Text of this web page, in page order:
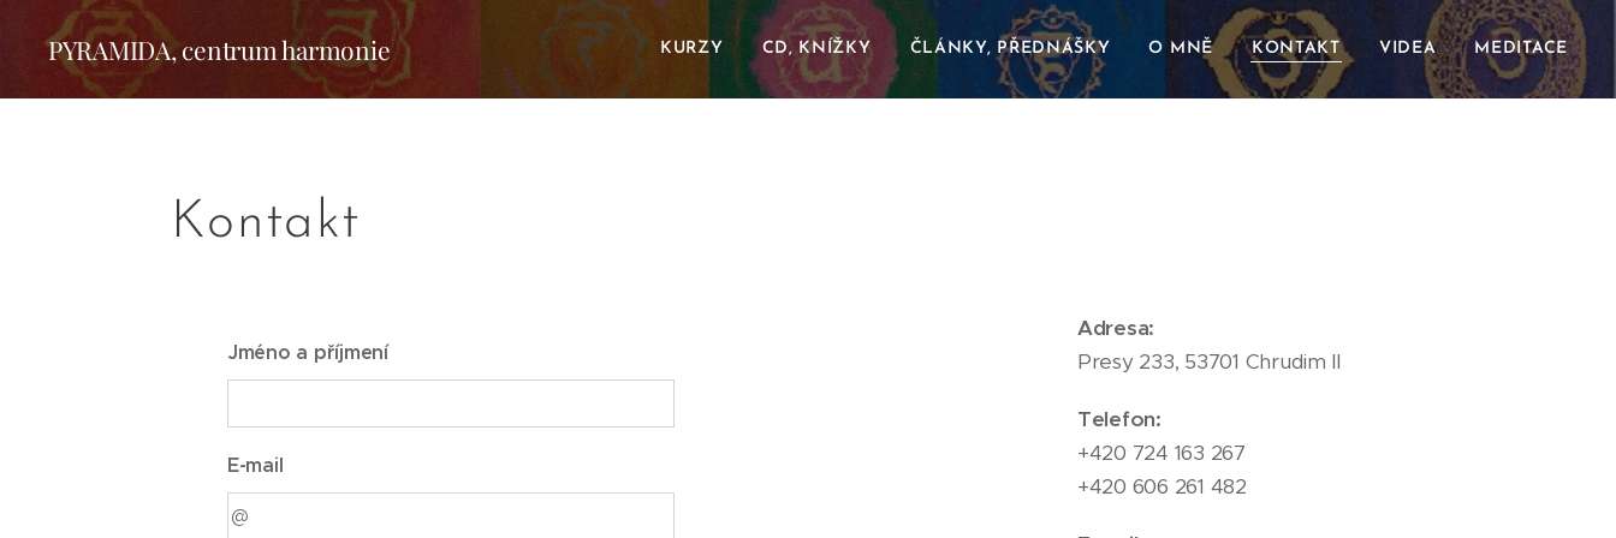
PYRAMIDA, centrum harmonie KURZY CD, KNÍŽKY ČLÁNKY, PŘEDNÁŠKY O MNĚ KONTAKT VIDEA MEDITACE
Kontakt
Jméno a příjmení
E-mail
Adresa:
Presy 233, 53701 Chrudim II
Telefon:
+420 724 163 267
+420 606 261 482